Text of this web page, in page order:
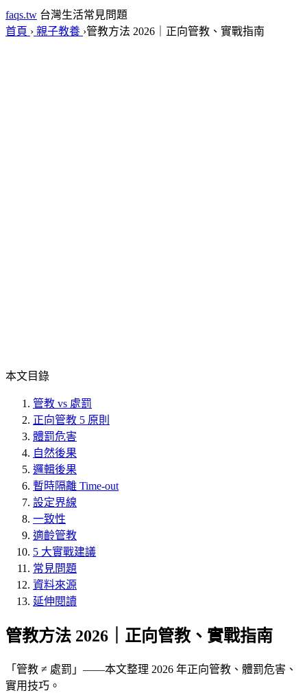
faqs.tw 台灣生活常見問題
首頁 › 親子教養 ›管教方法 2026｜正向管教、實戰指南
本文目錄
管教 vs 處罰
正向管教 5 原則
體罰危害
自然後果
邏輯後果
暫時隔離 Time-out
設定界線
一致性
適齡管教
5 大實戰建議
常見問題
資料來源
延伸閱讀
管教方法 2026｜正向管教、實戰指南
「 管教 ≠ 處罰 」——本文整理 2026 年正向管教、體罰危害、
實用技巧。